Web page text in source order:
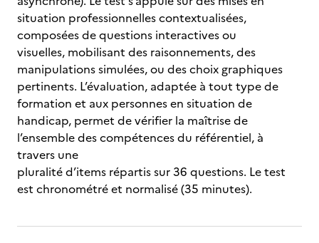
situation professionnelles contextualisées,
composées de questions interactives ou
visuelles, mobilisant des raisonnements, des
manipulations simulées, ou des choix graphiques
pertinents. L’évaluation, adaptée à tout type de
formation et aux personnes en situation de
handicap, permet de vérifier la maîtrise de
l’ensemble des compétences du référentiel, à
travers une
pluralité d’items répartis sur 36 questions. Le test
est chronométré et normalisé (35 minutes).